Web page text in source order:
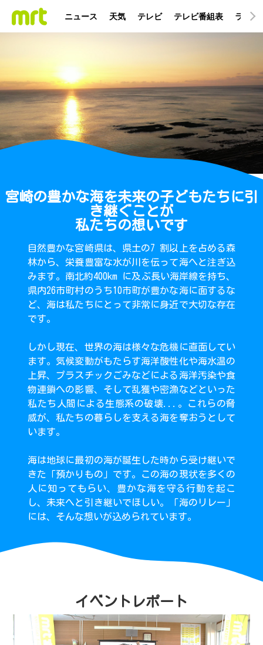
ニュース 天気 テレビ テレビ番組表 ラジオ
宮崎の豊かな海を未来の子どもたちに引
き継ぐことが
私たちの想いです
自然豊かな宮崎県は、県土の7 割以上を占める森
林から、栄養豊富な水が川を伝って海へと注ぎ込
みます。南北約400km に及ぶ長い海岸線を持ち、
県内26市町村のうち10市町が豊かな海に面するな
ど、海は私たちにとって非常に身近で大切な存在
です。
しかし現在、世界の海は様々な危機に直面してい
ます。気候変動がもたらす海洋酸性化や海水温の
上昇、プラスチックごみなどによる海洋汚染や食
物連鎖への影響、そして乱獲や密漁などといった
私たち人間による生態系の破壊...。これらの脅
威が、私たちの暮らしを支える海を奪おうとして
います。
海は地球に最初の海が誕生した時から受け継いで
きた「預かりもの」です。この海の現状を多くの
人に知ってもらい、豊かな海を守る行動を起こ
し、未来へと引き継いでほしい。「海のリレー」
には、そんな想いが込められています。
イベントレポート